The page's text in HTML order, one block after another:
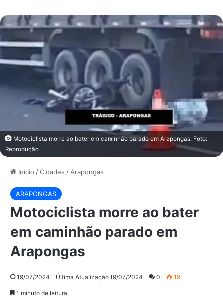
Motociclista morre ao bater em caminhão parado em Arapongas. Foto:
Reprodução
Início /Cidades /Arapongas
ARAPONGAS
Motociclista morre ao bater
em caminhão parado em
Arapongas
19/07/2024 Última Atualização 19/07/2024 0 19
1 minuto de leitura